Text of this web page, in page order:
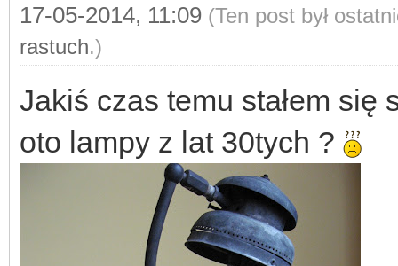
17-05-2014, 11:09 (Ten post był
rastuch.)
Jakiś czas temu stałem
oto lampy z lat 30tych ?